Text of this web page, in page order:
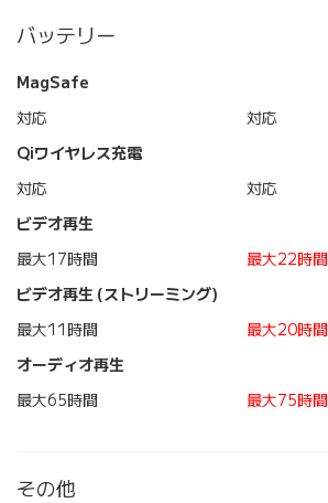
バッテリー
MagSafe
対応
対応
Qiワイヤレス充電
対応
対応
ビデオ再生
最大17時間
最大22時間
ビデオ再生 (ストリーミング)
最大11時間
最大20時間
オーディオ再生
最大65時間
最大75時間
その他